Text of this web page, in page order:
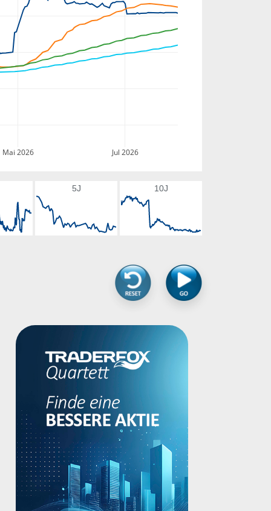
Mai 2026 Jul 2026
5J 10J